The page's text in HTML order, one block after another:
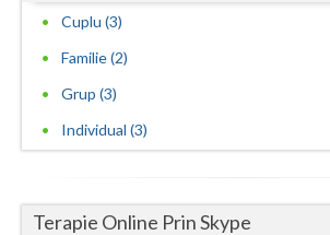
Cuplu (3)
Familie (2)
Grup (3)
Individual (3)
Terapie Online Prin Skype